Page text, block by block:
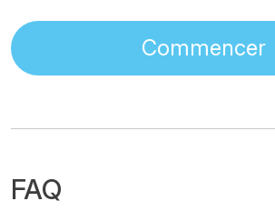
Commencer
FAQ